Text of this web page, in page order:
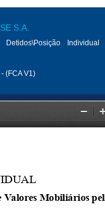
S.A.
Detidos\Posição
(FCA V1)